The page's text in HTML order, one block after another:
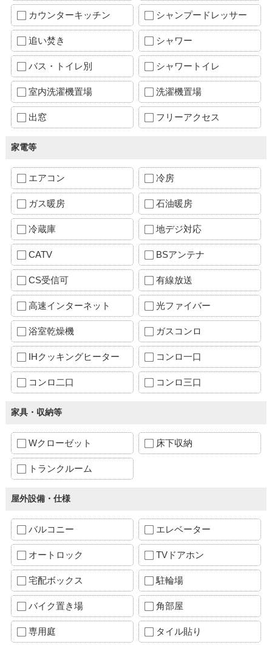
カウンターキッチン シャンプードレッサー
追い焚き シャワー
バス・トイレ別 シャワートイレ
室内洗濯機置場 洗濯機置場
出窓 フリーアクセス
家電等
エアコン 冷房
ガス暖房 石油暖房
冷蔵庫 地デジ対応
CATV BSアンテナ
CS受信可 有線放送
高速インターネット 光ファイバー
浴室乾燥機 ガスコンロ
IHクッキングヒーター コンロ一口
コンロ二口 コンロ三口
家具・収納等
Wクローゼット 床下収納
トランクルーム
屋外設備・仕様
バルコニー エレベーター
オートロック TVドアホン
宅配ボックス 駐輪場
バイク置き場 角部屋
専用庭 タイル貼り